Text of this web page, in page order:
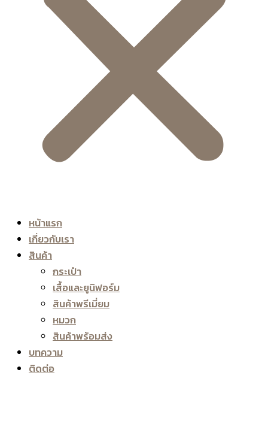
หน้าแรก
เกี่ยวกับเรา
สินค้า
กระเป๋า
เสื้อและยูนิฟอร์ม
สินค้าพรีเมี่ยม
หมวก
สินค้าพร้อมส่ง
บทความ
ติดต่อ